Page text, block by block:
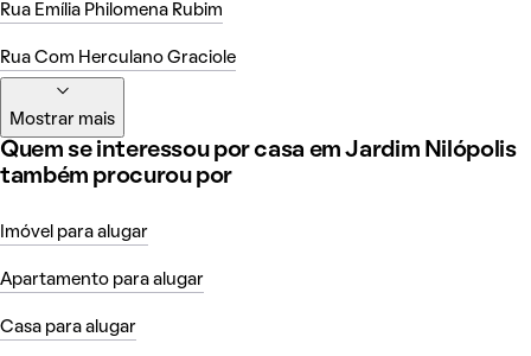
Rua Emília Philomena Rubim
Rua Com Herculano Graciole
Mostrar mais
Quem se interessou por casa em Jardim Nilópolis
também procurou por
Imóvel para alugar
Apartamento para alugar
Casa para alugar